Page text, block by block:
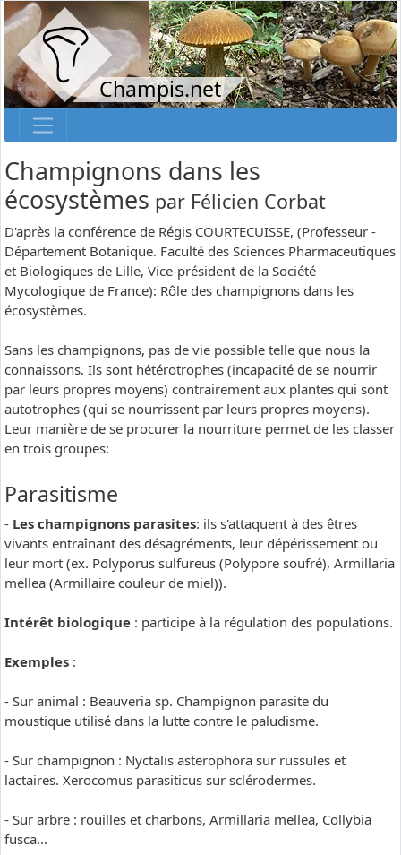
Champis.net
Champignons dans les
écosystèmes par Félicien Corbat
D'après la conférence de Régis COURTECUISSE, (Professeur -
Département Botanique. Faculté des Sciences Pharmaceutiques
et Biologiques de Lille, Vice-président de la Société
Mycologique de France): Rôle des champignons dans les
écosystèmes.
Sans les champignons, pas de vie possible telle que nous la
connaissons. Ils sont hétérotrophes (incapacité de se nourrir
par leurs propres moyens) contrairement aux plantes qui sont
autotrophes (qui se nourrissent par leurs propres moyens).
Leur manière de se procurer la nourriture permet de les classer
en trois groupes:
Parasitisme
- Les champignons parasites: ils s'attaquent à des êtres
vivants entraînant des désagréments, leur dépérissement ou
leur mort (ex. Polyporus sulfureus (Polypore soufré), Armillaria
mellea (Armillaire couleur de miel)).
Intérêt biologique : participe à la régulation des populations.
Exemples :
- Sur animal : Beauveria sp. Champignon parasite du
moustique utilisé dans la lutte contre le paludisme.
- Sur champignon : Nyctalis asterophora sur russules et
lactaires. Xerocomus parasiticus sur sclérodermes.
- Sur arbre : rouilles et charbons, Armillaria mellea, Collybia
fusca…